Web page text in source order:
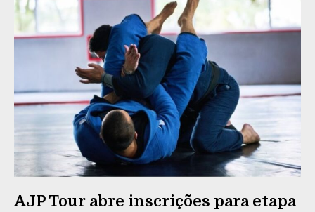
AJP Tour abre inscrições para etapa